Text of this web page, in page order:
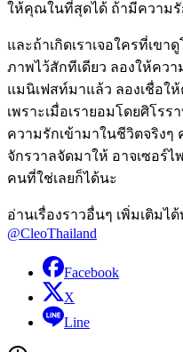
ให้คุณในที่สุดได้ ถ้ามีความรั
และถ้าเกิดเราเจอใครที่เขา
ภาพไว้สักทีเดียว ลองให้คว
แมนิเฟสท์มาแล้ว ลองเชื่อ
เพราะเมื่อเรายอมโดยศิโร
ความรักเข้ามาในชีวิตจริงๆ
จักรวาลจัดมาให้ อาจเซอร์
คนที่ใช่เลยก็ได้นะ
อ่านเรื่องราวอื่นๆ เพิ่มเติมได้
@CleoThailand
Facebook
X
Line